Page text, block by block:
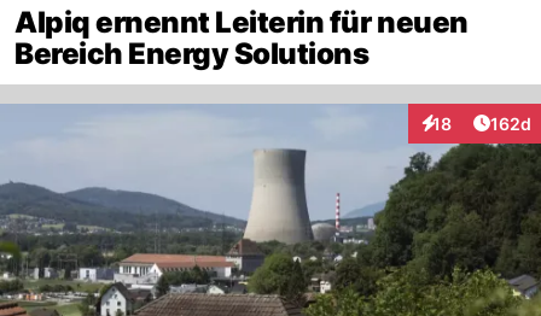
Alpiq ernennt Leiterin für neuen
Bereich Energy Solutions
18
Interaktionen
162d